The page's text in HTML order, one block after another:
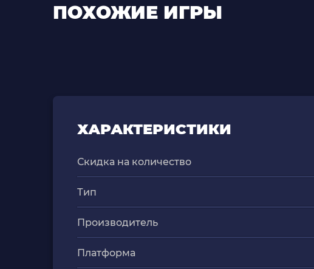
ПОХОЖИЕ ИГРЫ
ХАРАКТЕРИСТИКИ
Скидка на количество
Тип
Производитель
Платформа